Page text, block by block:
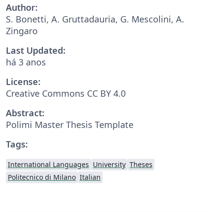
Author:
S. Bonetti, A. Gruttadauria, G. Mescolini, A.
Zingaro
Last Updated:
há 3 anos
License:
Creative Commons CC BY 4.0
Abstract:
Polimi Master Thesis Template
Tags:
International Languages University Theses
Politecnico di Milano Italian